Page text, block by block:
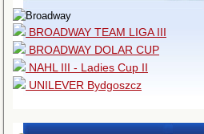
BROADWAY TEAM LIGA III
BROADWAY DOLAR CUP
NAHL III - Ladies Cup II
UNILEVER Bydgoszcz